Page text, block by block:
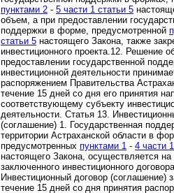
пунктами 2 - 5 части 1 статьи 5
объем, а при предоставлении
поддержки в форме, предусмотренной
статьи 5 настоящего Закона, также
инвестиционного проекта.12. Решение
предоставлении государственной
инвестиционной деятельности
распоряжением Правительства
течение 15 дней со дня его принятия
соответствующему субъекту
деятельности. Статья 13.
(соглашение) 1. Государственная
территории Астраханской области в
предусмотренных пунктами 1 - 4 части
настоящего Закона, осуществляется на
заключенного инвестиционного
Инвестиционный договор (соглашение)
течение 15 дней со дня принятия